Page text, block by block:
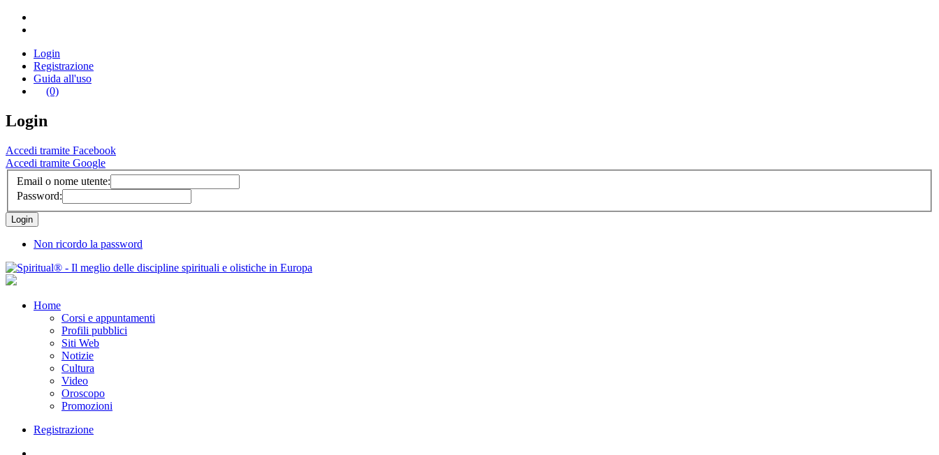
Login
Registrazione
Guida all'uso
(0)
Login
Accedi tramite Facebook
Accedi tramite Google
Email o nome utente:
Password:
Non ricordo la password
Home
Corsi e appuntamenti
Profili pubblici
Siti Web
Notizie
Cultura
Video
Oroscopo
Promozioni
Registrazione